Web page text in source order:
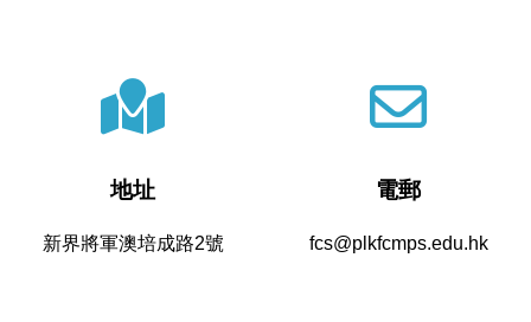
地址
新界將軍澳培成路2號
電郵
fcs@plkfcmps.edu.hk